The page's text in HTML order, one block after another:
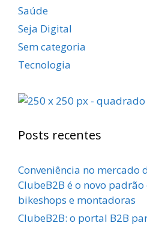
Saúde
Seja Digital
Sem categoria
Tecnologia
Posts recentes
Conveniência no mercado
ClubeB2B é o novo
bikeshops e montadoras
ClubeB2B: o portal B2B